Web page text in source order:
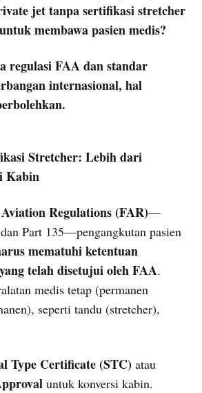
jet tanpa sertifikasi stretcher
membawa pasien medis?
regulasi FAA dan standar
internasional, hal
Stretcher: Lebih dari
Kabin
Regulations (FAR)—
Part 135—pengangkutan pasien
mematuhi ketentuan
telah disetujui oleh FAA.
medis tetap (permanen
seperti tandu (stretcher),
Type Certificate (STC)atau
untuk konversi kabin.